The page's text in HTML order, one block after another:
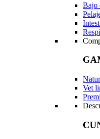
Bajo
Vet